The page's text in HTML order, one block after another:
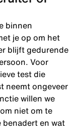
binnen
je op om het
blijft gedurende
Voor
test die
neemt ongeveer
willen we
niet om te
benadert en wat